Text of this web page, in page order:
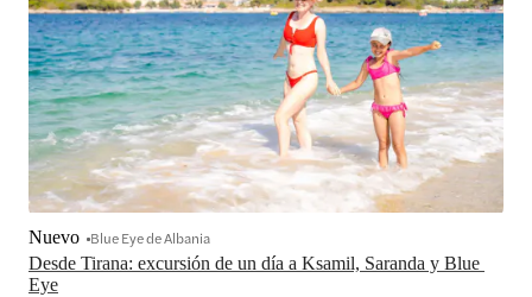
Desde Tirana: excursión de un día a Ksamil, Saranda y Blue
Eye
Nuevo Blue Eye de Albania